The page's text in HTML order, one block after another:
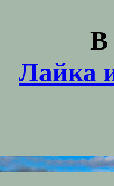
В
Лайка